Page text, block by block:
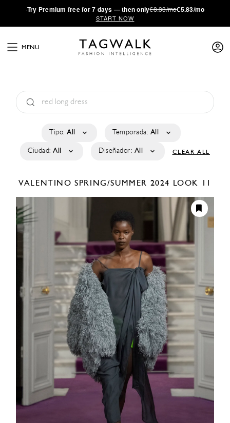
·Try Premium free for 7 days — then only€8.33/mo€5.83/mo
START NOW
MENU
Tipo: All Temporada: All
Ciudad: All Diseñador: All CLEAR ALL
VALENTINOSPRING/SUMMER 2024 LOOK 11